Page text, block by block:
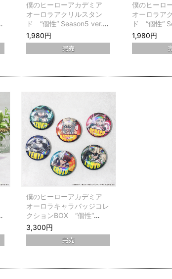
僕のヒーローアカデミア
オーロラアクリルスタン
ド “個性“ Season5 ver.
爆豪勝己
1,980円
僕のヒーロ
オーロラア
ド “個性“
麗日お茶子
1,980円
僕のヒーローアカデミア
オーロラキャラバッジコレ
クションBOX “個性“
Season5 ver.
3,300円